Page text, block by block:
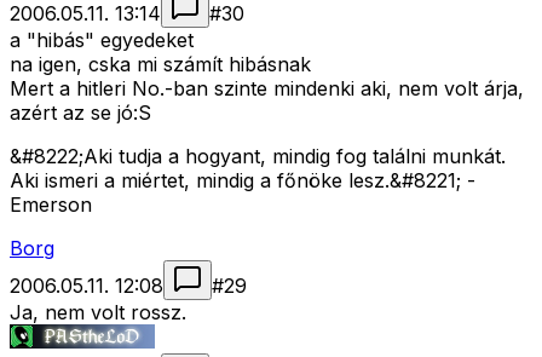
2006.05.11. 13:14 #30
a "hibás" egyedeket
na igen, cska mi számít hibásnak
Mert a hitleri No.-ban szinte mindenki aki, nem volt árja,
azért az se jó:S
&#8222;Aki tudja a hogyant, mindig fog találni munkát.
Aki ismeri a miértet, mindig a főnöke lesz.&#8221; -
Emerson
Borg
2006.05.11. 12:08
#29
Ja, nem volt rossz.